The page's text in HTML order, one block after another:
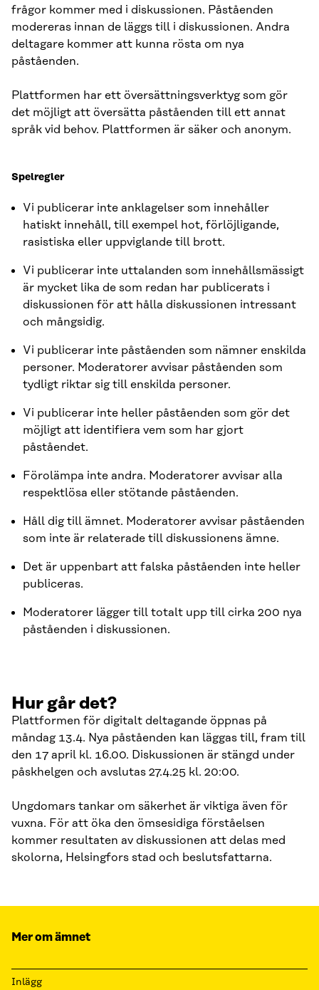
frågor kommer med i diskussionen. Påståenden
modereras innan de läggs till i diskussionen. Andra
deltagare kommer att kunna rösta om nya
påståenden.
Plattformen har ett översättningsverktyg som gör
det möjligt att översätta påståenden till ett annat
språk vid behov. Plattformen är säker och anonym.
Spelregler
Vi publicerar inte anklagelser som innehåller
hatiskt innehåll, till exempel hot, förlöjligande,
rasistiska eller uppviglande till brott.
Vi publicerar inte uttalanden som innehållsmässigt
är mycket lika de som redan har publicerats i
diskussionen för att hålla diskussionen intressant
och mångsidig.
Vi publicerar inte påståenden som nämner enskilda
personer. Moderatorer avvisar påståenden som
tydligt riktar sig till enskilda personer.
Vi publicerar inte heller påståenden som gör det
möjligt att identifiera vem som har gjort
påståendet.
Förolämpa inte andra. Moderatorer avvisar alla
respektlösa eller stötande påståenden.
Håll dig till ämnet. Moderatorer avvisar påståenden
som inte är relaterade till diskussionens ämne.
Det är uppenbart att falska påståenden inte heller
publiceras.
Moderatorer lägger till totalt upp till cirka 200 nya
påståenden i diskussionen.
Hur går det?
Plattformen för digitalt deltagande öppnas på
måndag 13.4. Nya påståenden kan läggas till, fram till
den 17 april kl. 16.00. Diskussionen är stängd under
påskhelgen och avslutas 27.4.25 kl. 20:00.
Ungdomars tankar om säkerhet är viktiga även för
vuxna. För att öka den ömsesidiga förståelsen
kommer resultaten av diskussionen att delas med
skolorna, Helsingfors stad och beslutsfattarna.
Mer om ämnet
Inlägg